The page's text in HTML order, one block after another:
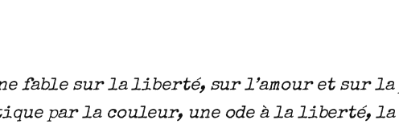
fable sur la liberté, sur l’amour et sur la
par la couleur, une ode à la liberté,